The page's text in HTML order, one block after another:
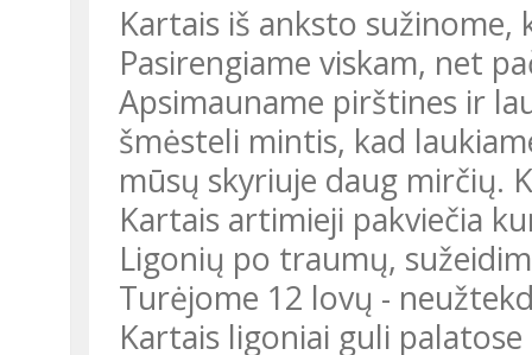
Kartais iš anksto sužinome,
Pasirengiame viskam, net
Apsimauname pirštines ir
šmėsteli mintis, kad
mūsų skyriuje daug mirčių.
Kartais artimieji pakviečia
Ligonių po traumų,
Turėjome 12 lovų -
Kartais ligoniai guli